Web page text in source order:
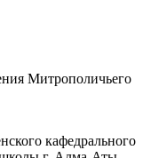
Митрополичьего
кафедрального